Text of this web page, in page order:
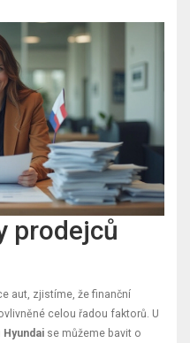
prodejců
aut, zjistíme, že finanční
celou řadou faktorů. U
Hyundai se můžeme bavit o